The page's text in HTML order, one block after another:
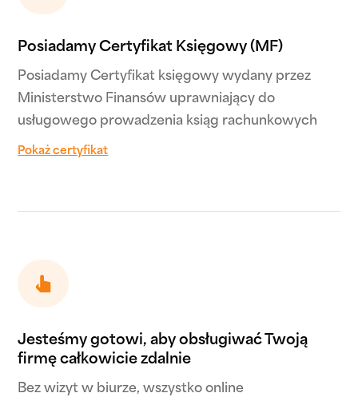
Posiadamy Certyfikat Księgowy (MF)
Posiadamy Certyfikat księgowy wydany przez
Ministerstwo Finansów uprawniający do
usługowego prowadzenia ksiąg rachunkowych
Pokaż certyfikat
Jesteśmy gotowi, aby obsługiwać Twoją
firmę całkowicie zdalnie
Bez wizyt w biurze, wszystko online